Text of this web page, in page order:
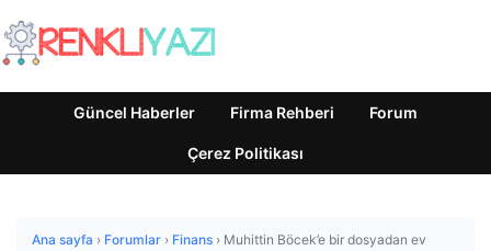
Güncel Haberler Firma Rehberi Forum
Çerez Politikası
Ana sayfa › Forumlar › Finans › Muhittin Böcek’e bir dosyadan ev